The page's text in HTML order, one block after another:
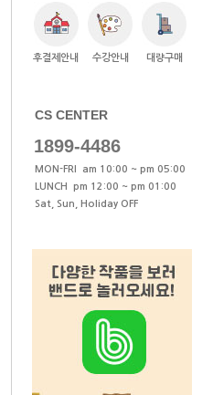
후결제안내 수강안내 대량구매
CS CENTER
1899-4486
MON-FRI am 10:00 ~ pm 05:00
LUNCH pm 12:00 ~ pm 01:00
Sat, Sun, Holiday OFF